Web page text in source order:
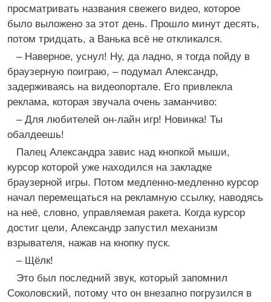
просматривать названия свежего видео, которое
было выложено за этот день. Прошло минут десять,
потом тридцать, а Ванька всё не откликался.
– Наверное, уснул! Ну, да ладно, я тогда пойду в
браузерную поиграю, – подумал Александр,
задерживаясь на видеопортале. Его привлекла
реклама, которая звучала очень заманчиво:
– Для любителей он-лайн игр! Новинка! Ты
обалдеешь!
Палец Александра завис над кнопкой мыши,
курсор которой уже находился на закладке
браузерной игры. Потом медленно-медленно курсор
начал перемещаться на рекламную ссылку, наводясь
на неё, словно, управляемая ракета. Когда курсор
достиг цели, Александр запустил механизм
взрывателя, нажав на кнопку пуск.
– Щёлк!
Это был последний звук, который запомнил
Соколовский, потому что он внезапно погрузился в